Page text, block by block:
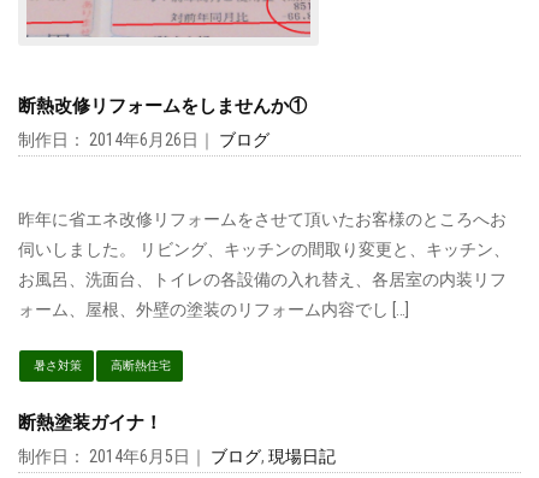
断熱改修リフォームをしませんか①
制作日： 2014年6月26日｜ ブログ
昨年に省エネ改修リフォームをさせて頂いたお客様のところへお
伺いしました。 リビング、キッチンの間取り変更と、キッチン、
お風呂、洗面台、トイレの各設備の入れ替え、各居室の内装リフ
ォーム、屋根、外壁の塗装のリフォーム内容でし […]
暑さ対策 高断熱住宅
断熱塗装ガイナ！
制作日： 2014年6月5日｜ ブログ, 現場日記